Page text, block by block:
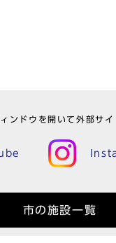
ンドウを開いて外部サイ
市の施設一覧